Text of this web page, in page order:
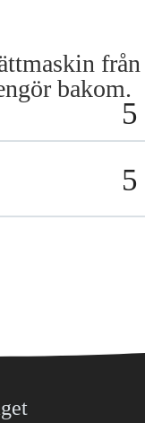
från
bakom.